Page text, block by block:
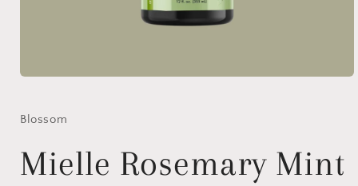
بشكل
Blossom
Mielle Rosemary Mint